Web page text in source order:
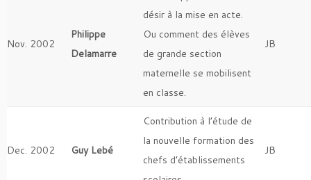
Nov. 2002
Philippe
Delamarre
désir à la mise en acte.
Ou comment des élèves
de grande section
maternelle se mobilisent
en classe.
JB
Dec. 2002 Guy Lebé
Contribution à l’étude de
la nouvelle formation des
chefs d’établissements
JB